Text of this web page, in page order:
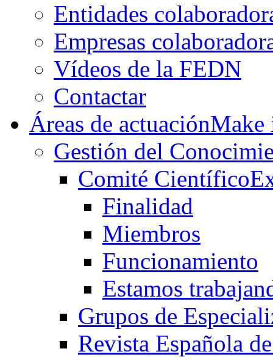
Entidades
Empresas
Vídeos de la FEDN
Contactar
Áreas de actuación
Gestión del
Comité Científico
Finalidad
Miembros
Funcionamiento
Estamos
Grupos de
Revista Española